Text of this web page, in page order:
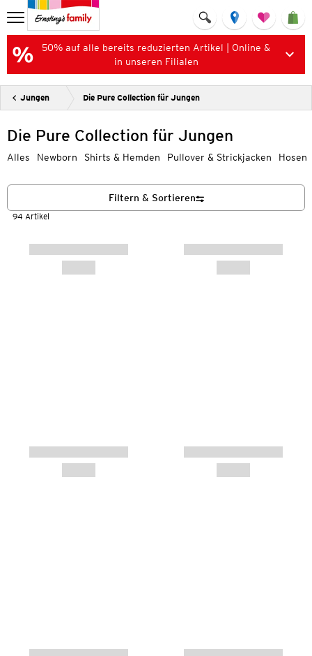
50% auf alle bereits reduzierten Artikel | Online &
in unseren Filialen
Jungen Die Pure Collection für Jungen
Die Pure Collection für Jungen
Alles Newborn Shirts & Hemden Pullover & Strickjacken Hosen
94 Artikel
Filtern & Sortieren